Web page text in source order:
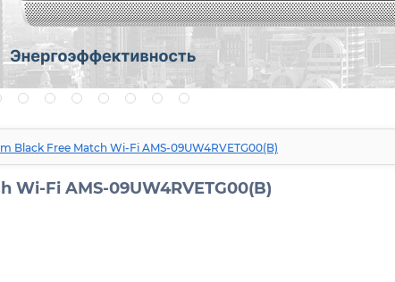
Black Free Match Wi-Fi AMS-09UW4RVETG00(B)
Fi AMS-09UW4RVETG00(B)